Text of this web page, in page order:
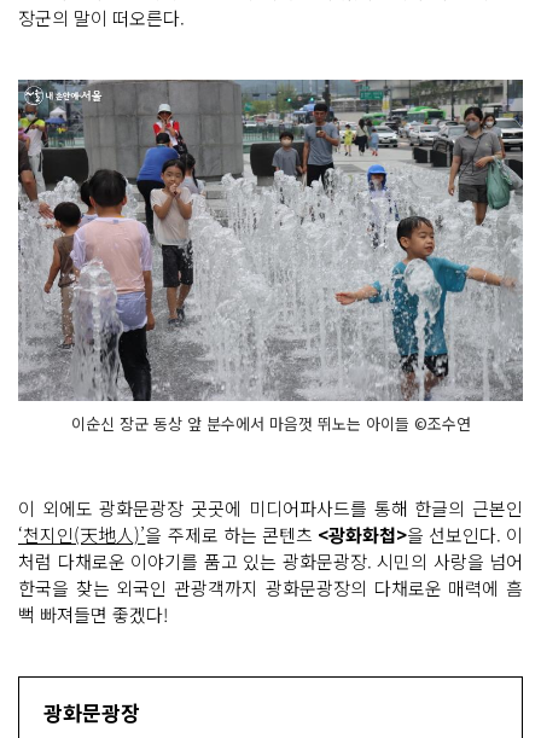
장군의 말이 떠오른다.
이순신 장군 동상 앞 분수에서 마음껏 뛰노는 아이들 ©조수연
이 외에도 광화문광장 곳곳에 미디어파사드를 통해 한글의 근본인
‘천지인(天地人)’을 주제로 하는 콘텐츠 <광화화첩>을 선보인다. 이
처럼 다채로운 이야기를 품고 있는 광화문광장. 시민의 사랑을 넘어
한국을 찾는 외국인 관광객까지 광화문광장의 다채로운 매력에 흠
뻑 빠져들면 좋겠다!
광화문광장